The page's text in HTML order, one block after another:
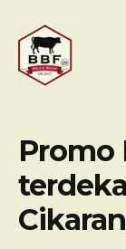
content
Promo